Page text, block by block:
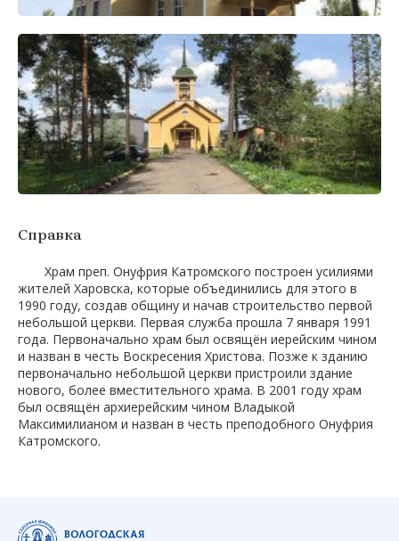
Справка
Храм преп. Онуфрия Катромского построен усилиями
жителей Харовска, которые объединились для этого в
1990 году, создав общину и начав строительство первой
небольшой церкви. Первая служба прошла 7 января 1991
года. Первоначально храм был освящён иерейским чином
и назван в честь Воскресения Христова. Позже к зданию
первоначально небольшой церкви пристроили здание
нового, более вместительного храма. В 2001 году храм
был освящён архиерейским чином Владыкой
Максимилианом и назван в честь преподобного Онуфрия
Катромского.